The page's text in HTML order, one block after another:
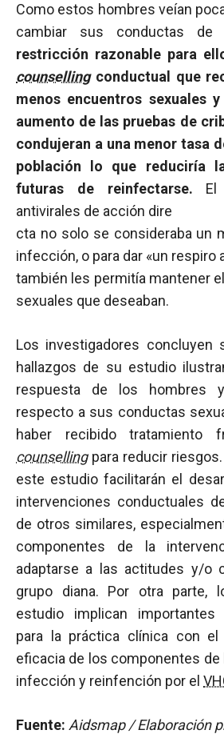
Como estos hombres veían
cambiar sus conductas de
restricción razonable para
counsellingconductual que
menos encuentros sexuales
aumento de las pruebas de
condujeran a una menor tasa
población lo que reduciría
futuras de reinfectarse.
antivirales de acción dire
cta no solo se consideraba un
infección, o para dar «un respiro
también les permitía mantener
sexuales que deseaban.
Los investigadores concluyen
hallazgos de su estudio
respuesta de los hombres
respecto a sus conductas
haber recibido
counsellingpara reducir
este estudio facilitarán el
intervenciones conductuales
de otros similares,
componentes de la
adaptarse a las actitudes y/o
grupo diana. Por otra parte,
estudio implican importantes
para la práctica clínica con
eficacia de los componentes de
infección y reinfención por el
Fuente: Aidsmap / Elaboración